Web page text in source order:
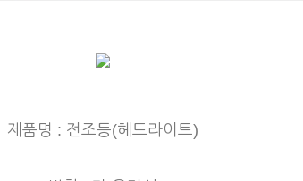
제품명 : 전조등(헤드라이트)